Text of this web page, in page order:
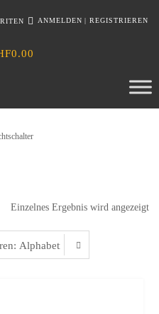
ANMELDEN | REGISTRIEREN
0.00
Einzelnes Ergebnis wird angezeigt